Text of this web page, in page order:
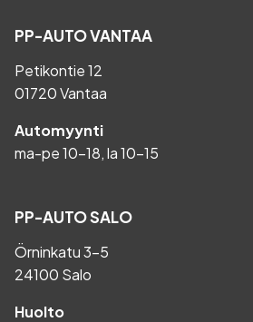
PP-AUTO VANTAA
Petikontie 12
01720 Vantaa
Automyynti
ma-pe 10-18, la 10-15
PP-AUTO SALO
Örninkatu 3-5
24100 Salo
Huolto